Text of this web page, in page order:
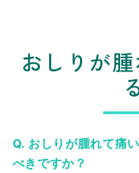
おしりが
おしりが腫れて痛
べきですか？